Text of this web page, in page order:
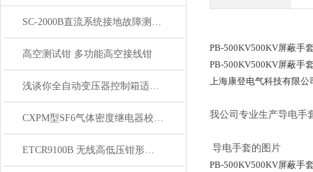
SC-2000B直流系统接地故障测试仪产品介绍
高空测试钳 多功能高空接线钳
浅谈你全自动变压器控制箱适用范围产品特性
CXPM型SF6气体密度继电器校验仪优势技术参数
ETCR9100B 无线高低压钳形电流使用方法接线图
PB-500KV500KV屏蔽手
PB-500KV500KV屏蔽手
上海康登电气科技有限
我公司专业生产导电手
导电手套的图片
PB-500KV500KV屏蔽手